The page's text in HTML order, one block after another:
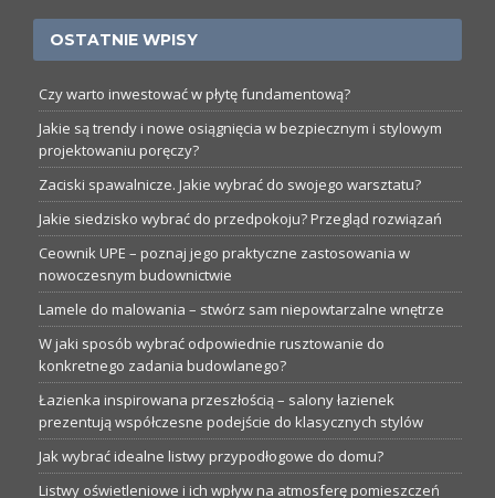
OSTATNIE WPISY
Czy warto inwestować w płytę fundamentową?
Jakie są trendy i nowe osiągnięcia w bezpiecznym i stylowym
projektowaniu poręczy?
Zaciski spawalnicze. Jakie wybrać do swojego warsztatu?
Jakie siedzisko wybrać do przedpokoju? Przegląd rozwiązań
Ceownik UPE – poznaj jego praktyczne zastosowania w
nowoczesnym budownictwie
Lamele do malowania – stwórz sam niepowtarzalne wnętrze
W jaki sposób wybrać odpowiednie rusztowanie do
konkretnego zadania budowlanego?
Łazienka inspirowana przeszłością – salony łazienek
prezentują współczesne podejście do klasycznych stylów
Jak wybrać idealne listwy przypodłogowe do domu?
Listwy oświetleniowe i ich wpływ na atmosferę pomieszczeń